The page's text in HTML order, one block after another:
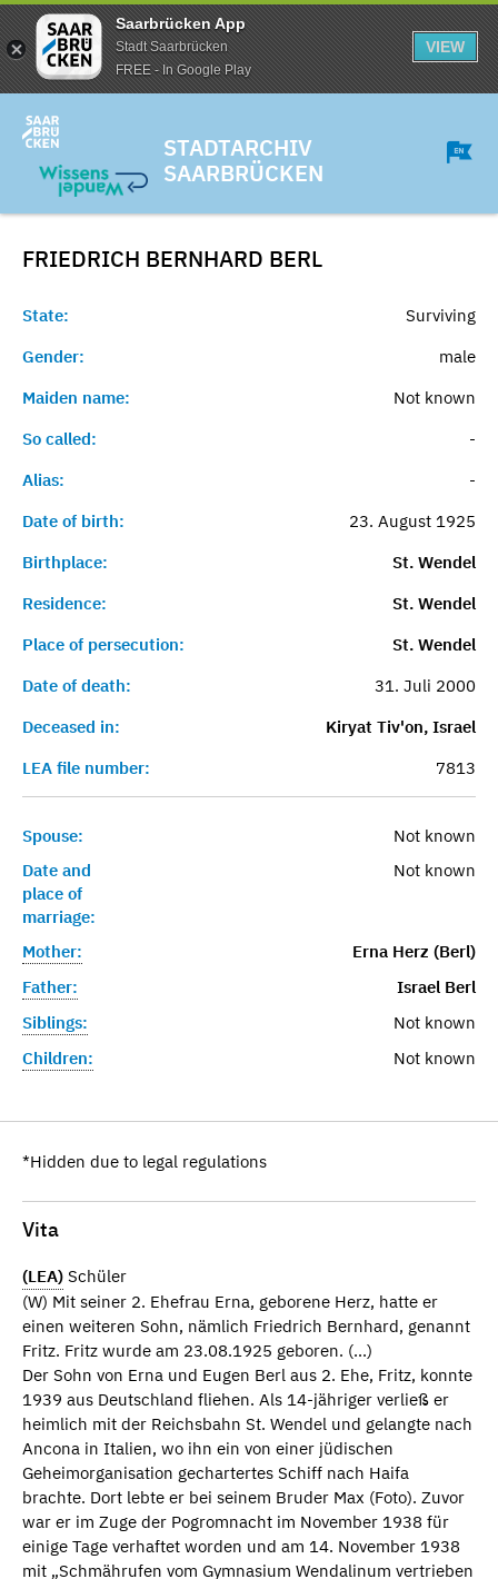
Saarbrücken App
Stadt Saarbrücken
FREE - In Google Play
VIEW
STADTARCHIV
SAARBRÜCKEN
FRIEDRICH BERNHARD BERL
State:
Surviving
Gender:
male
Maiden name:
Not known
So called:
-
Alias:
-
Date of birth:
23. August 1925
Birthplace:
St. Wendel
Residence:
St. Wendel
Place of persecution:
St. Wendel
Date of death:
31. Juli 2000
Deceased in:
Kiryat Tiv'on, Israel
LEA file number:
7813
Spouse:
Not known
Date and
place of
marriage:
Not known
Mother:
Erna Herz (Berl)
Father:
Israel Berl
Siblings:
Not known
Children:
Not known
*Hidden due to legal regulations
Vita
(LEA) Schüler
(W) Mit seiner 2. Ehefrau Erna, geborene Herz, hatte er
einen weiteren Sohn, nämlich Friedrich Bernhard, genannt
Fritz. Fritz wurde am 23.08.1925 geboren. (...)
Der Sohn von Erna und Eugen Berl aus 2. Ehe, Fritz, konnte
1939 aus Deutschland fliehen. Als 14-jähriger verließ er
heimlich mit der Reichsbahn St. Wendel und gelangte nach
Ancona in Italien, wo ihn ein von einer jüdischen
Geheimorganisation gechartertes Schiff nach Haifa
brachte. Dort lebte er bei seinem Bruder Max (Foto). Zuvor
war er im Zuge der Pogromnacht im November 1938 für
einige Tage verhaftet worden und am 14. November 1938
mit „Schmährufen vom Gymnasium Wendalinum vertrieben